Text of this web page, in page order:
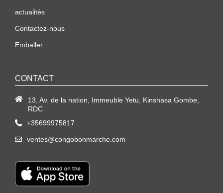
actualités
Contactez-nous
Emballer
CONTACT
13, Av. de la nation, Immeuble Yetu, Kinshasa Gombe,
RDC
+35699975817
ventes@congobonmarche.com